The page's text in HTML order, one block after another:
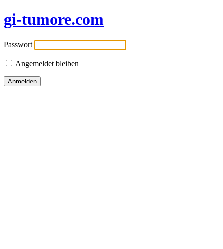
gi-tumore.com
Passwort
Angemeldet bleiben